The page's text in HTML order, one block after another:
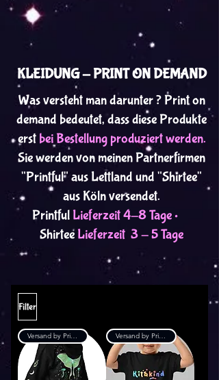
KLEIDUNG - PRINT ON DEMAND
Was versteht man darunter ? Print on
demand bedeutet, dass diese Produkte
erst bei Bestellung produziert werden.
Sie werden von meinen Partnerfirmen
"Printful" aus Lettland und "Shirtee"
aus Köln versendet.
Printful Lieferzeit 4-8 Tage •
Shirtee Lieferzeit 3 - 5 Tage
Filter
Versand by Printful Versand by Printful